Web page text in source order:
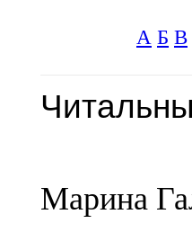
А Б В
Марина